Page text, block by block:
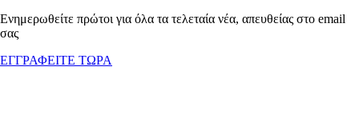
Ενημερωθείτε πρώτοι για όλα τα τελεταία νέα, απευθείας στο email
σας
ΕΓΓΡΑΦΕΙΤΕ ΤΩΡΑ